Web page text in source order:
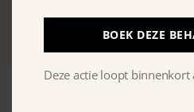
BOEK DEZE
Deze actie loopt binnenkort